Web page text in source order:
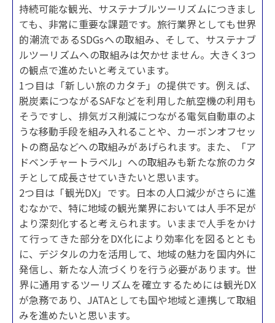
持続可能な観光、サステナブルツーリズムにつきまし
ても、非常に重要な課題です。旅行業界としても世界
的潮流であるSDGsへの取組み、そして、サステナブ
ルツーリズムへの取組みは欠かせません。大きく3つ
の観点で進めたいと考えています。
1つ目は「新しい旅のカタチ」の提供です。例えば、
脱炭素につながるSAFなどを利用した航空機の利用も
そうですし、排気ガス削減につながる電気自動車のよ
うな移動手段を組み入れることや、カーボンオフセッ
トの商品などへの取組みがあげられます。また、「ア
ドベンチャートラベル」への取組みも新たな旅のカタ
チとして成長させていきたいと思います。
2つ目は「観光DX」です。日本の人口減少がさらに進
むなかで、特に地域の観光業界においては人手不足が
より深刻化すると考えられます。いままで人手をかけ
て行ってきた部分をDX化により効率化を図るととも
に、デジタルの力を活用して、地域の魅力を国内外に
発信し、新たな人流づくりを行う必要があります。世
界に通用するツーリズムを確立するためには観光DX
が急務であり、JATAとしても国や地域と連携して取組
みを進めたいと思います。